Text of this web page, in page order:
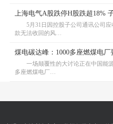
上海电气A股跌停H股跌超18%
5月31日因控股子公司通讯公司应
款无法收回的风…
煤电碳达峰：1000多座燃煤电厂
一场颠覆性的大讨论正在中国能源
多座燃煤电厂…